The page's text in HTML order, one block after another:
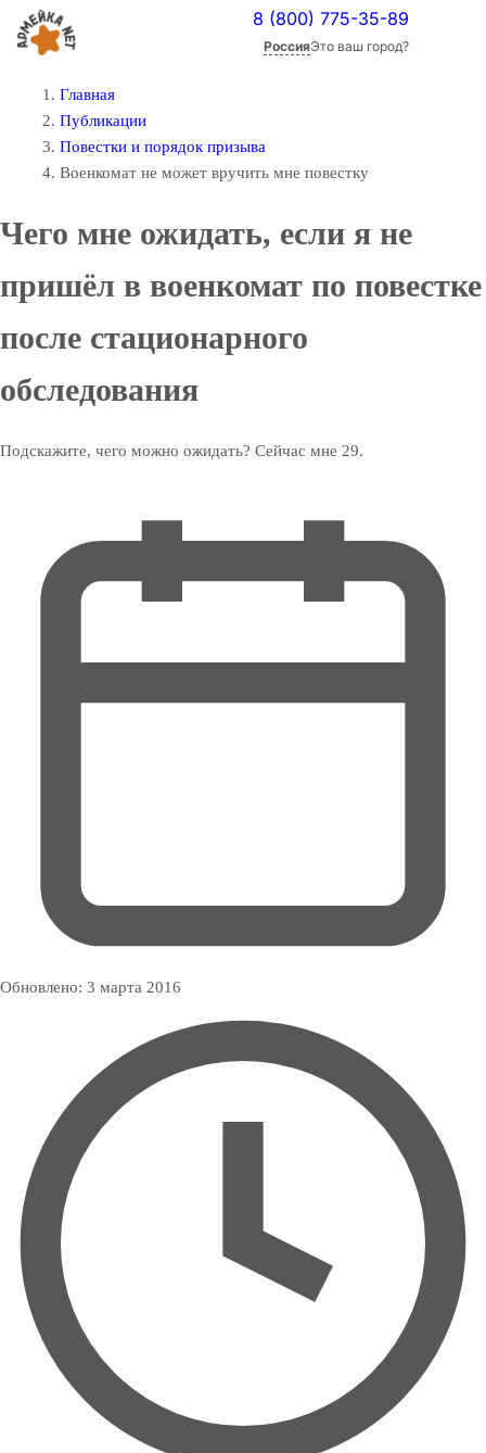
8 (800) 775-35-89
РоссияЭто ваш город?
Главная
Публикации
Повестки и порядок призыва
Военкомат не может вручить мне повестку
Чего мне ожидать, если я не
пришёл в военкомат по повестке
после стационарного
обследования
Подскажите, чего можно ожидать? Сейчас мне 29.
Обновлено: 3 марта 2016